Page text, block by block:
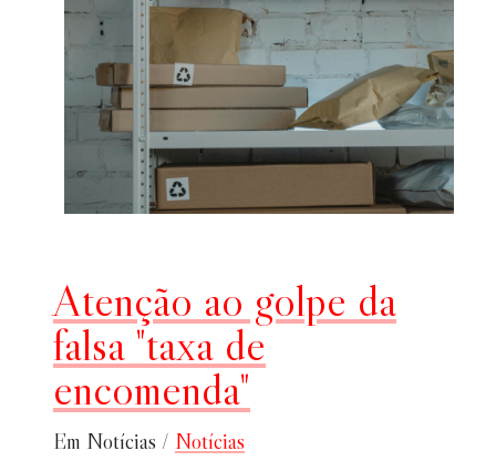
Atenção ao golpe da
falsa "taxa de
encomenda"
Em Notícias / Notícias